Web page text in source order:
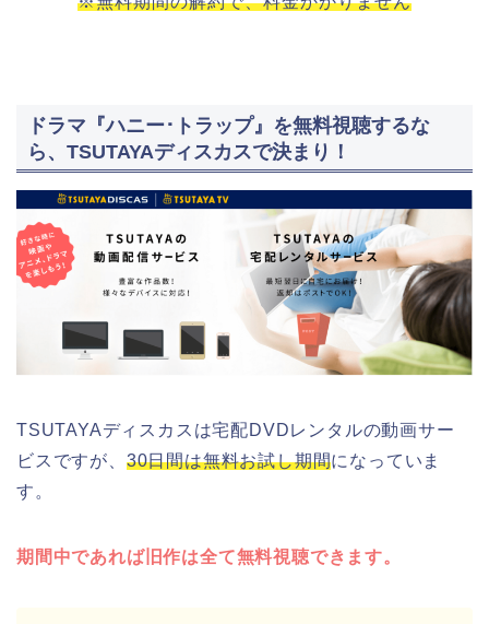
ドラマ『ハニー･トラップ』を無料視聴するな
ら、TSUTAYAディスカスで決まり！
TSUTAYAディスカスは宅配DVDレンタルの動画サー
ビスですが、 30日間は無料お試し期間になっていま
す。
期間中であれば旧作は全て無料視聴できます。